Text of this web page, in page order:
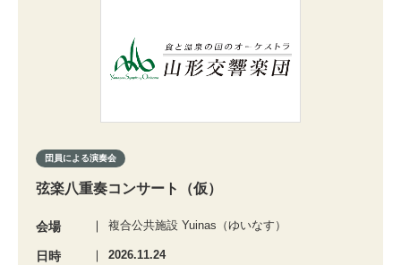
団員による演奏会
弦楽八重奏コンサート（仮）
会場 複合公共施設 Yuinas（ゆいなす）
日時 2026.11.24